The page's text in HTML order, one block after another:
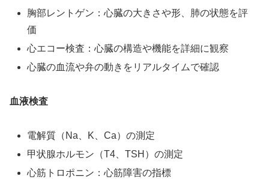
胸部レントゲン：心臓の大きさや形、肺の状態を評
価
心エコー検査：心臓の構造や機能を詳細に観察
心臓の血流や弁の動きをリアルタイムで確認
血液検査
電解質（Na、K、Ca）の測定
甲状腺ホルモン（T4、TSH）の測定
心筋トロポニン：心筋障害の指標